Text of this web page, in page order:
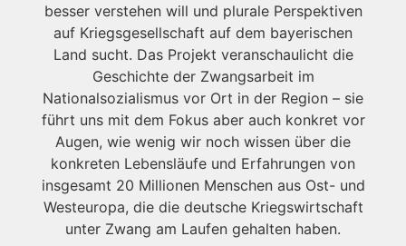
besser verstehen will und plurale Perspektiven
auf Kriegsgesellschaft auf dem bayerischen
Land sucht. Das Projekt veranschaulicht die
Geschichte der Zwangsarbeit im
Nationalsozialismus vor Ort in der Region – sie
führt uns mit dem Fokus aber auch konkret vor
Augen, wie wenig wir noch wissen über die
konkreten Lebensläufe und Erfahrungen von
insgesamt 20 Millionen Menschen aus Ost- und
Westeuropa, die die deutsche Kriegswirtschaft
unter Zwang am Laufen gehalten haben.